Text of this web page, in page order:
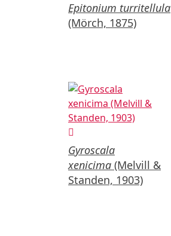
Epitonium turritellula
(Mörch, 1875)
Gyroscala
xenicima (Melvill &
Standen, 1903)